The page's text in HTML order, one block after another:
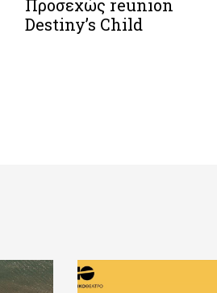
Προσεχώς reunion
Destiny’s Child